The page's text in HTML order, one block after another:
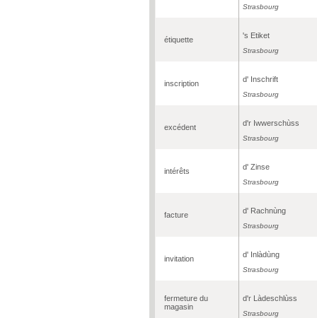
Strasbourg
étiquette 's Etiket
Strasbourg
inscription d' Inschrift
Strasbourg
excédent d'r Iwwerschùss
Strasbourg
intérêts d' Zinse
Strasbourg
facture d' Rachnùng
Strasbourg
invitation d' Inlàdùng
Strasbourg
fermeture du
magasin
d'r Làdeschlùss
Strasbourg